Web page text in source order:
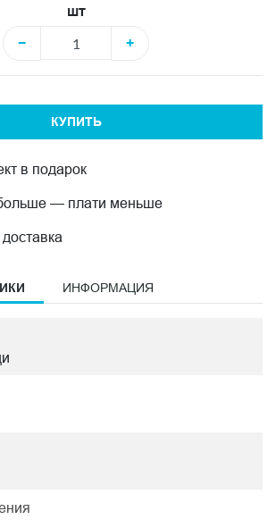
шт
−
+
КУПИТЬ
в подарок
— плати меньше
ИНФОРМАЦИЯ